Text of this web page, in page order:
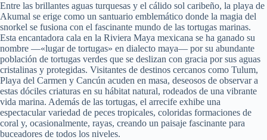
Entre las brillantes aguas turquesas y el cálido sol caribeño, la playa de
Akumal se erige como un santuario emblemático donde la magia del
snorkel se fusiona con el fascinante mundo de las tortugas marinas.
Esta encantadora cala en la Riviera Maya mexicana se ha ganado su
nombre —«lugar de tortugas» en dialecto maya— por su abundante
población de tortugas verdes que se deslizan con gracia por sus aguas
cristalinas y protegidas. Visitantes de destinos cercanos como Tulum,
Playa del Carmen y Cancún acuden en masa, deseosos de observar a
estas dóciles criaturas en su hábitat natural, rodeados de una vibrante
vida marina. Además de las tortugas, el arrecife exhibe una
espectacular variedad de peces tropicales, coloridas formaciones de
coral y, ocasionalmente, rayas, creando un paisaje fascinante para
buceadores de todos los niveles.